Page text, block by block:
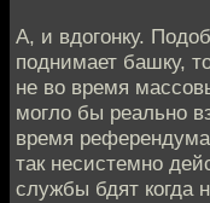
А, и вдогонку.
поднимает башку,
не во время
могло бы реально
время
так несистемно
службы бдят когда